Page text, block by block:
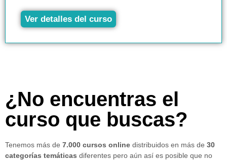
Ver detalles del curso
¿No encuentras el
curso que buscas?
Tenemos más de 7.000 cursos online distribuidos en más de 30
categorías temáticas diferentes pero aún así es posible que no